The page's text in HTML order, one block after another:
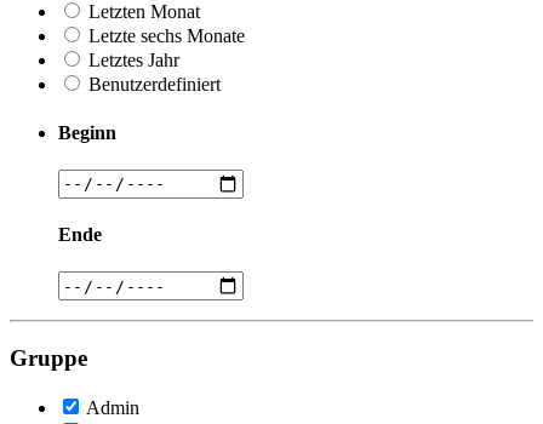
Letzten Monat
Letzte sechs Monate
Letztes Jahr
Benutzerdefiniert
Beginn
Ende
Gruppe
Admin